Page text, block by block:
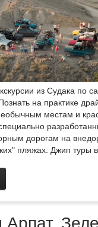
из Судaка по
на практике
местам и
дорогам на
пляжах. Джип туры
Арпат.